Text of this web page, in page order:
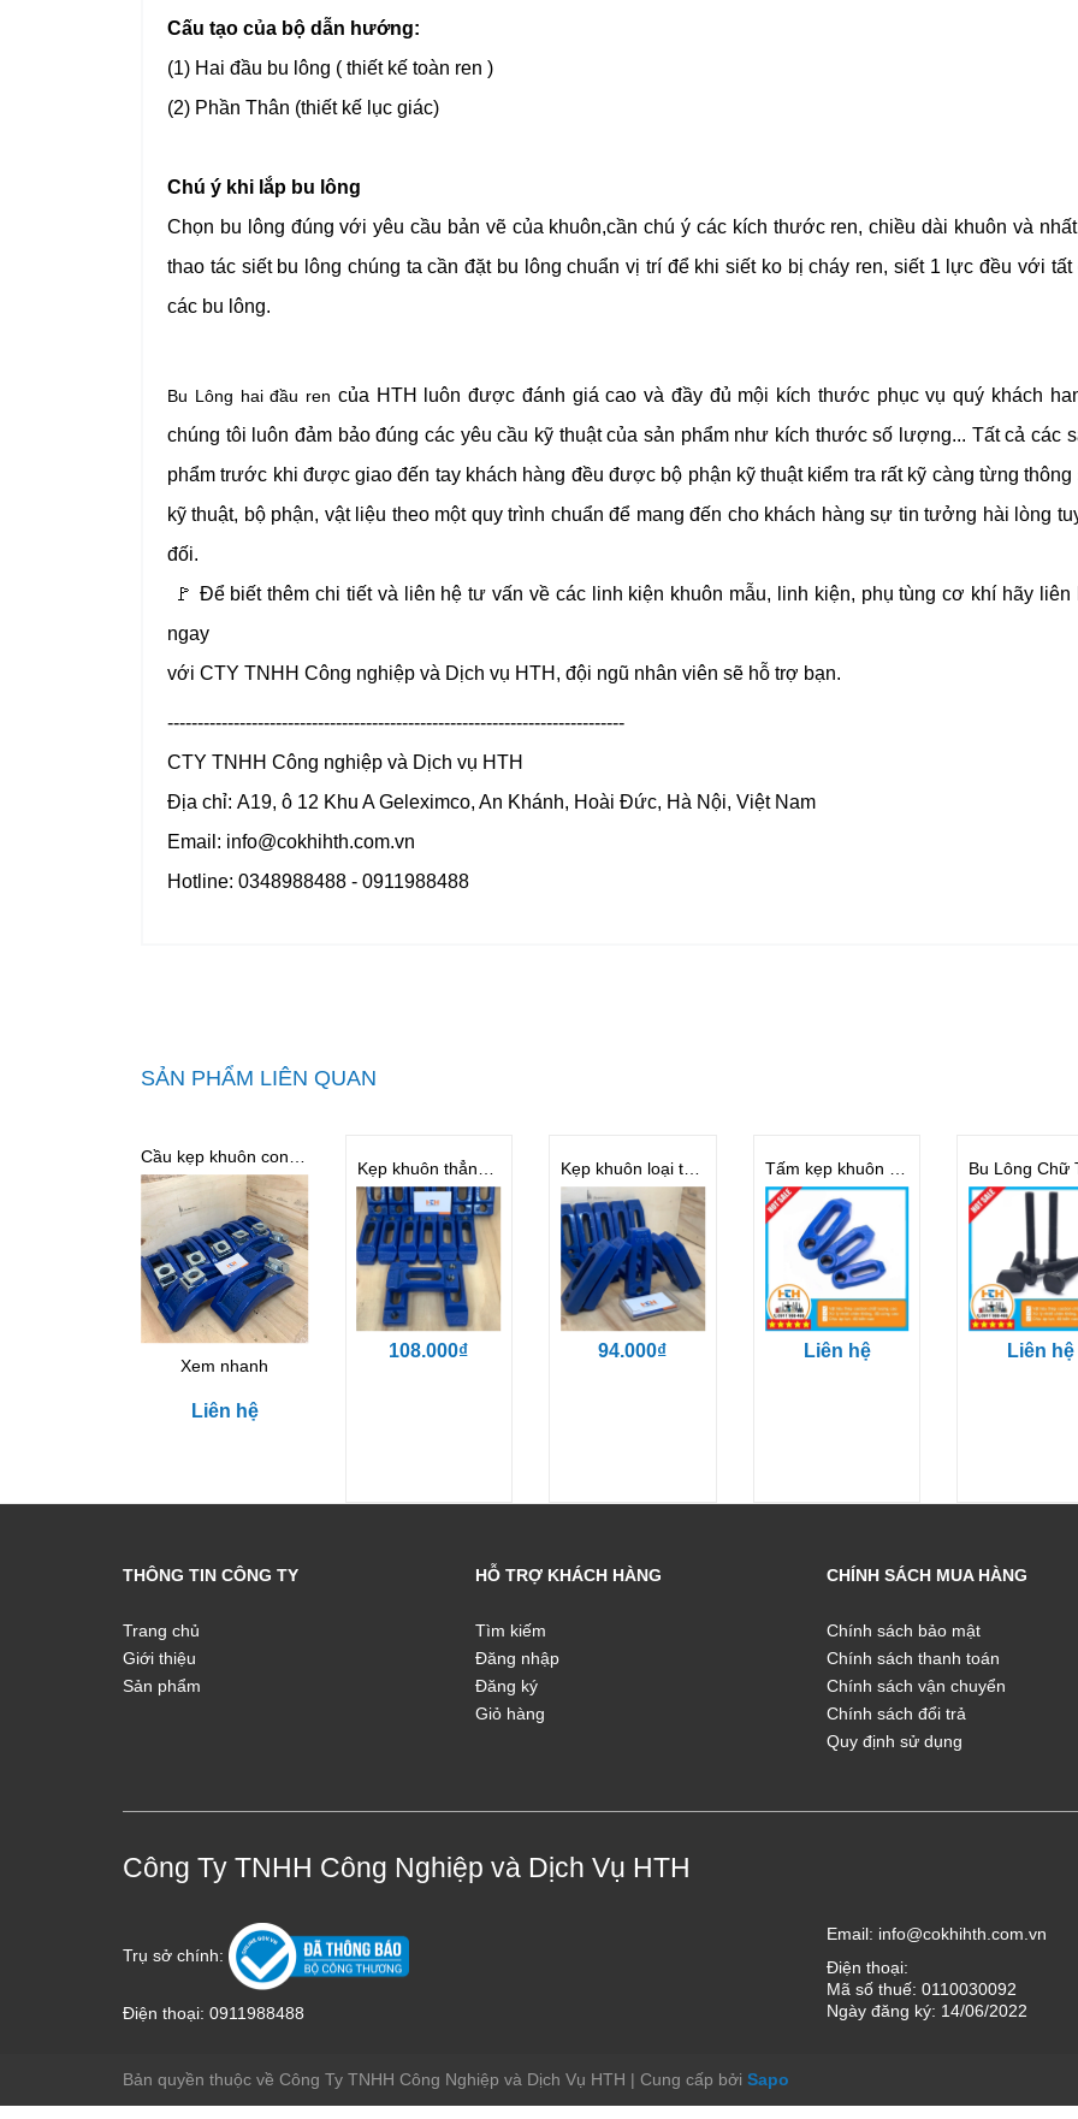
Cấu tạo của bộ dẫn hướng:
(1) Hai đầu bu lông ( thiết kế toàn ren )
(2) Phần Thân (thiết kế lục giác)
Chú ý khi lắp bu lông
Chọn bu lông đúng với yêu cầu bản vẽ của khuôn,cần chú ý các kích thước ren, chiều dài khuôn và
thao tác siết bu lông chúng ta cần đặt bu lông chuẩn vị trí để khi siết ko bị cháy ren, siết 1 lực đều với tất
các bu lông.
Bu Lông hai đầu ren của HTH luôn được đánh giá cao và đầy đủ mội kích thước phục vụ quý khách
chúng tôi luôn đảm bảo đúng các yêu cầu kỹ thuật của sản phẩm như kích thước số lượng... Tất cả các
phẩm trước khi được giao đến tay khách hàng đều được bộ phận kỹ thuật kiểm tra rất kỹ càng từng thông
kỹ thuật, bộ phận, vật liệu theo một quy trình chuẩn để mang đến cho khách hàng sự tin tưởng hài lòng
đối.
🚩 Để biết thêm chi tiết và liên hệ tư vấn về các linh kiện khuôn mẫu, linh kiện, phụ tùng cơ khí hãy liên
ngay
với CTY TNHH Công nghiệp và Dịch vụ HTH, đội ngũ nhân viên sẽ hỗ trợ bạn.
----------------------------------------------------------------------------
CTY TNHH Công nghiệp và Dịch vụ HTH
Địa chỉ: A19, ô 12 Khu A Geleximco, An Khánh, Hoài Đức, Hà Nội, Việt Nam
Email: info@cokhihth.com.vn
Hotline: 0348988488 - 0911988488
SẢN PHẨM LIÊN QUAN
Xem nhanh
Liên hệ
108.000₫ 94.000₫ Liên hệ Liên hệ
THÔNG TIN CÔNG TY
Trang chủ
Giới thiệu
Sản phẩm
HỖ TRỢ KHÁCH HÀNG
Tìm kiếm
Đăng nhập
Đăng ký
Giỏ hàng
CHÍNH SÁCH MUA HÀNG
Chính sách bảo mật
Chính sách thanh toán
Chính sách vận chuyển
Chính sách đổi trả
Quy định sử dụng
Công Ty TNHH Công Nghiệp và Dịch Vụ HTH
Trụ sở chính:
Điện thoại: 0911988488
Email: info@cokhihth.com.vn
Điện thoại:
Mã số thuế: 0110030092
Ngày đăng ký: 14/06/2022
Bản quyền thuộc về Công Ty TNHH Công Nghiệp và Dịch Vụ HTH | Cung cấp bởi Sapo